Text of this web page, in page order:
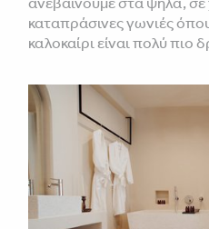
καταπράσινες γωνιές
καλοκαίρι είναι πολύ πιο